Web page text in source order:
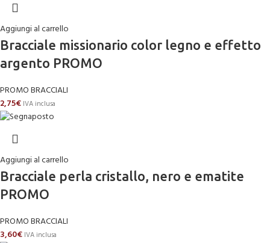
Aggiungi al carrello
Bracciale missionario color legno e effetto
argento PROMO
PROMO BRACCIALI
2,75€ IVA inclusa
Aggiungi al carrello
Bracciale perla cristallo, nero e ematite
PROMO
PROMO BRACCIALI
3,60€ IVA inclusa